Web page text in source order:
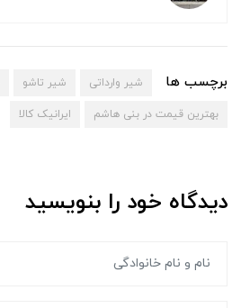
برچسب ها شیر وارداتی شیر تاشو
بهترین قیمت در بنی هاشم ایرانیک کالا
دیدگاه خود را بنویسید